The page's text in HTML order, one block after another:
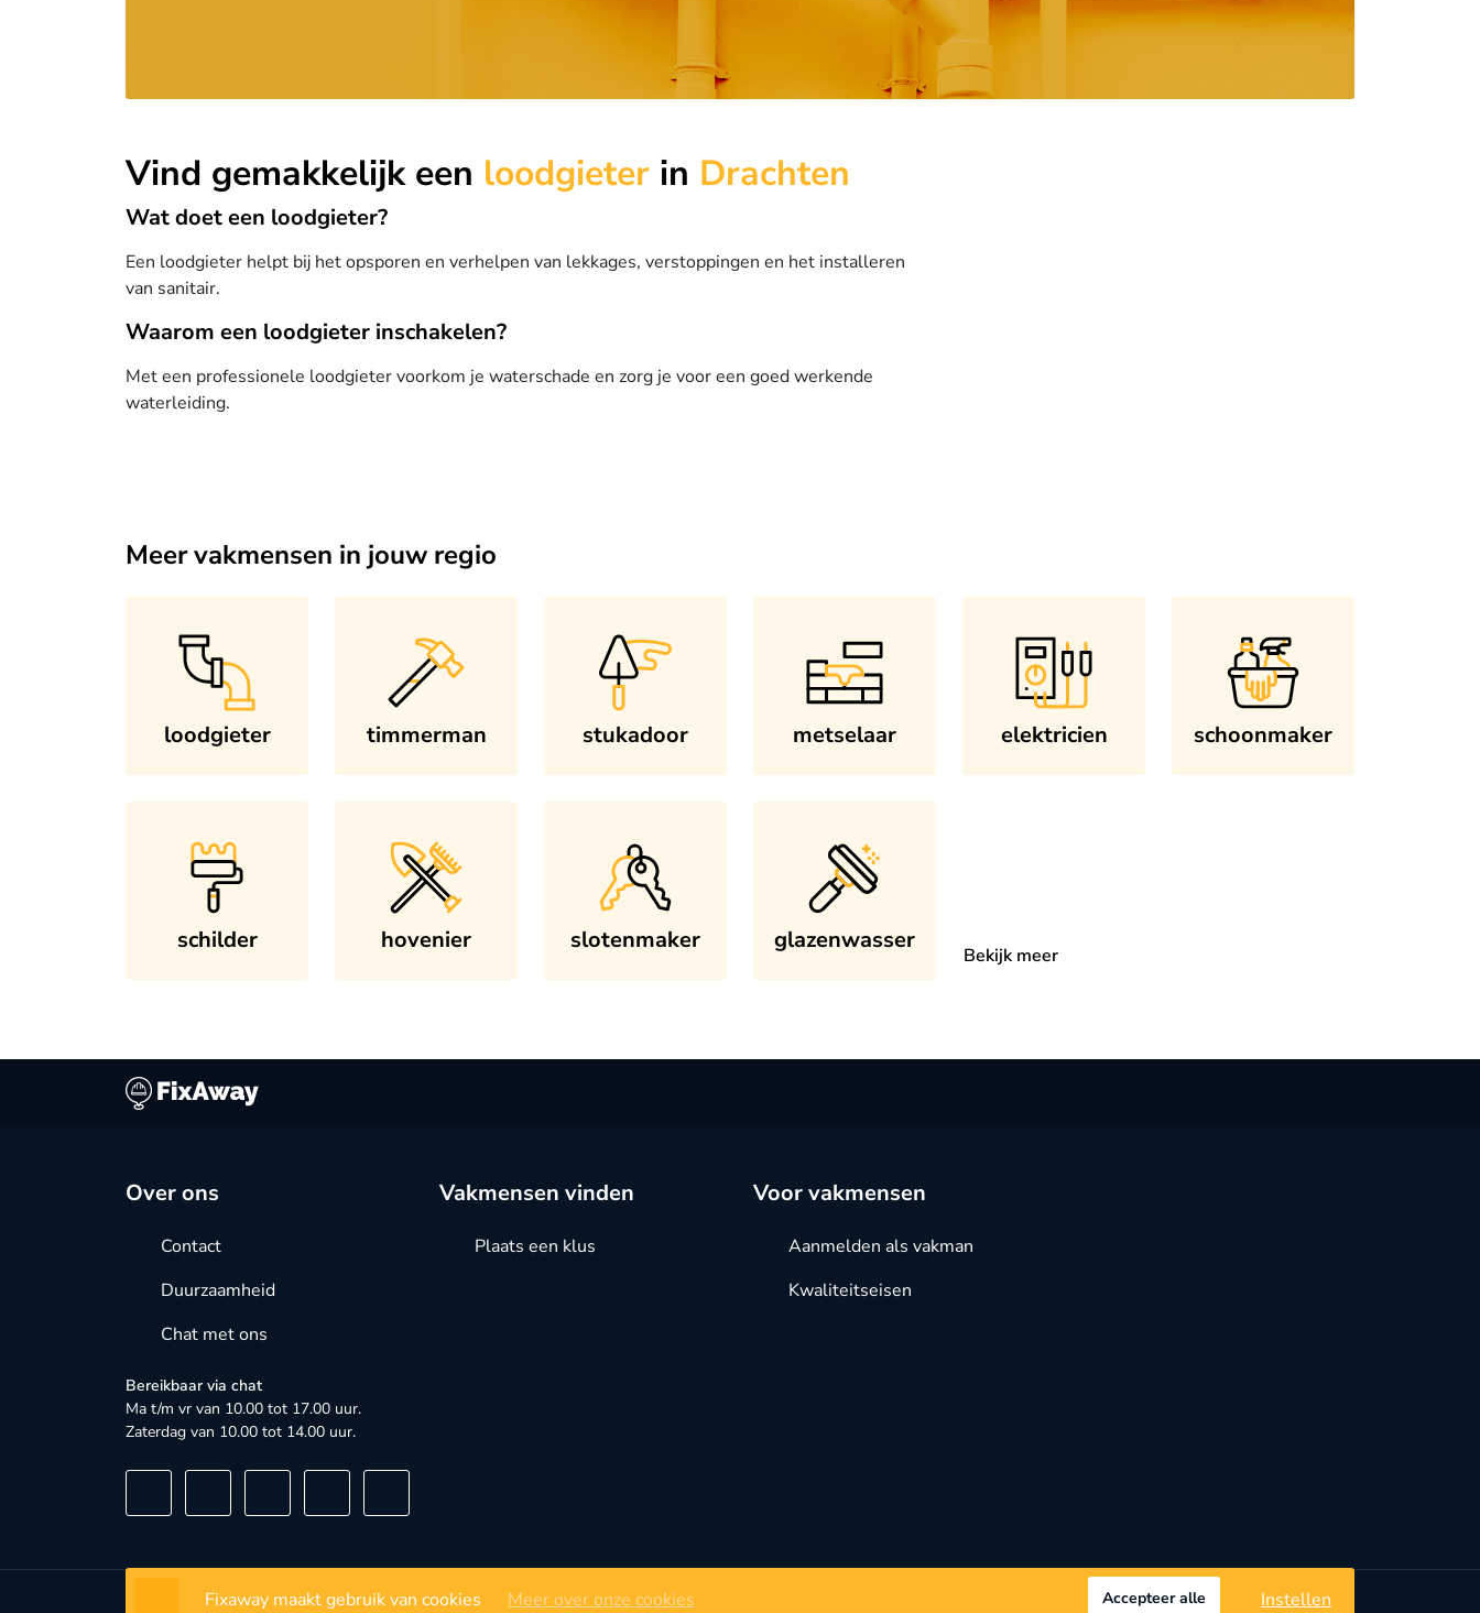
Vind gemakkelijk een loodgieter in Drachten
Wat doet een loodgieter?
Een loodgieter helpt bij het opsporen en verhelpen van lekkages, verstoppingen en het installeren
van sanitair.
Waarom een loodgieter inschakelen?
Met een professionele loodgieter voorkom je waterschade en zorg je voor een goed werkende
waterleiding.
Meer vakmensen in jouw regio
loodgieter timmerman stukadoor metselaar elektricien schoonmaker
schilder hovenier slotenmaker glazenwasser
Bekijk meer
Over ons
Contact
Duurzaamheid
Chat met ons
Bereikbaar via chat
Ma t/m vr van 10.00 tot 17.00 uur.
Zaterdag van 10.00 tot 14.00 uur.
Vakmensen vinden
Plaats een klus
Voor vakmensen
Aanmelden als vakman
Kwaliteitseisen
Algemene voorwaarden Privacybeleid Privacyinstellingen
Fixaway maakt gebruik van cookies Meer over onze cookies Accepteer alle Instellen